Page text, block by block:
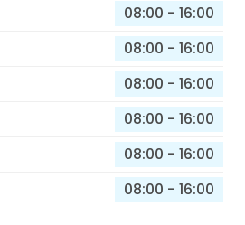
08:00 - 16:00
08:00 - 16:00
08:00 - 16:00
08:00 - 16:00
08:00 - 16:00
08:00 - 16:00